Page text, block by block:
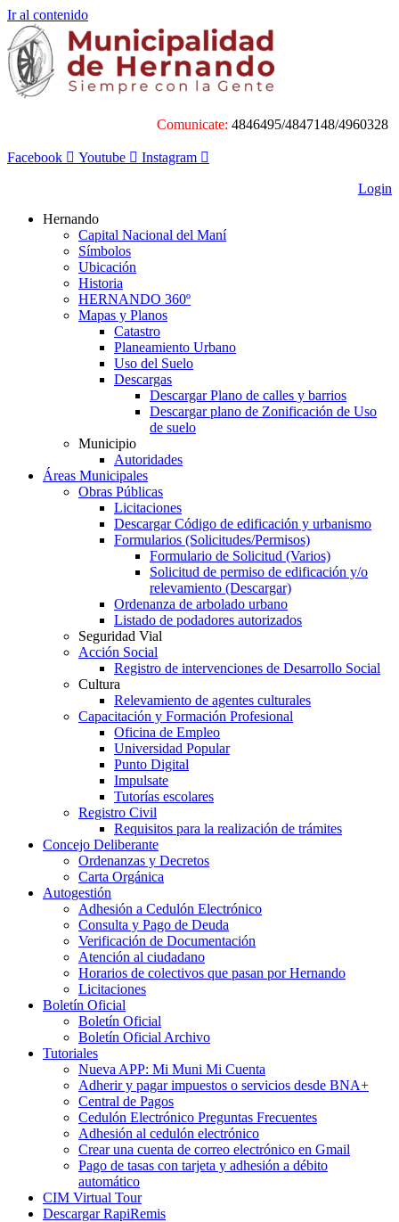
Ir al contenido
Comunicate: 4846495/4847148/4960328
Facebook Youtube Instagram
Login
Hernando
Capital Nacional del Maní
Símbolos
Ubicación
Historia
HERNANDO 360º
Mapas y Planos
Catastro
Planeamiento Urbano
Uso del Suelo
Descargas
Descargar Plano de calles y barrios
Descargar plano de Zonificación de Uso
de suelo
Municipio
Autoridades
Áreas Municipales
Obras Públicas
Licitaciones
Descargar Código de edificación y urbanismo
Formularios (Solicitudes/Permisos)
Formulario de Solicitud (Varios)
Solicitud de permiso de edificación y/o
relevamiento (Descargar)
Ordenanza de arbolado urbano
Listado de podadores autorizados
Seguridad Vial
Acción Social
Registro de intervenciones de Desarrollo Social
Cultura
Relevamiento de agentes culturales
Capacitación y Formación Profesional
Oficina de Empleo
Universidad Popular
Punto Digital
Impulsate
Tutorías escolares
Registro Civil
Requisitos para la realización de trámites
Concejo Deliberante
Ordenanzas y Decretos
Carta Orgánica
Autogestión
Adhesión a Cedulón Electrónico
Consulta y Pago de Deuda
Verificación de Documentación
Atención al ciudadano
Horarios de colectivos que pasan por Hernando
Licitaciones
Boletín Oficial
Boletín Oficial
Boletín Oficial Archivo
Tutoriales
Nueva APP: Mi Muni Mi Cuenta
Adherir y pagar impuestos o servicios desde BNA+
Central de Pagos
Cedulón Electrónico Preguntas Frecuentes
Adhesión al cedulón electrónico
Crear una cuenta de correo electrónico en Gmail
Pago de tasas con tarjeta y adhesión a débito
automático
CIM Virtual Tour
Descargar RapiRemis